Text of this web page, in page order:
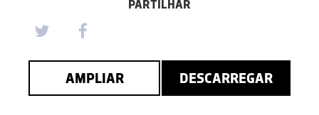
PARTILHAR
AMPLIAR DESCARREGAR